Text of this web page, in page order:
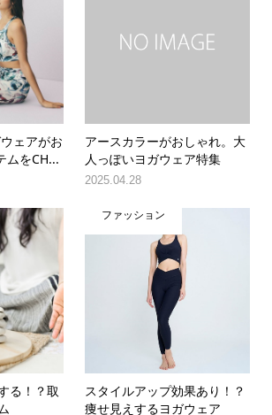
ウェアがお
ムをCH...
アースカラーがおしゃれ。大
人っぽいヨガウェア特集
2025.04.28
る！？取
ファッション
スタイルアップ効果あり！？
痩せ見えするヨガウェア